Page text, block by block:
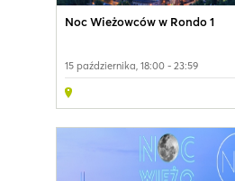
Noc Wieżowców w Rondo 1
15 października, 18:00 - 23:59